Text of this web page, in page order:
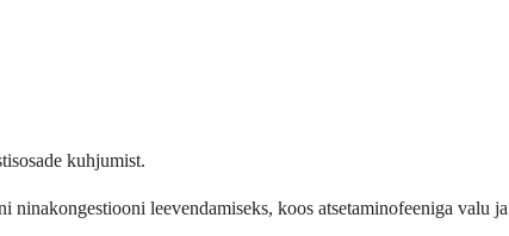
kuhjumist.
leevendamiseks, koos atsetaminofeeniga valu ja